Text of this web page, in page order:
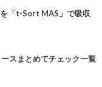
「t-Sort MAS」で吸収
スまとめてチェック一覧